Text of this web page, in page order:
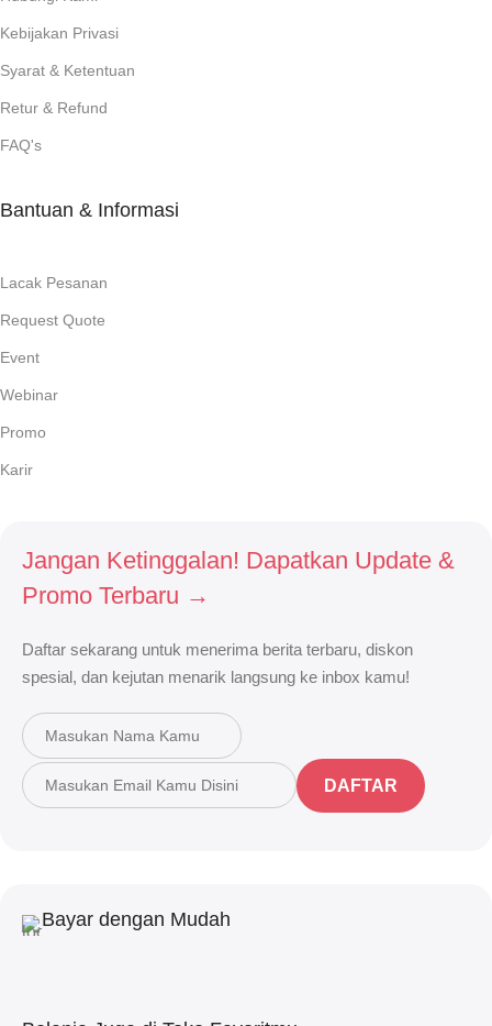
Kebijakan Privasi
Syarat & Ketentuan
Retur & Refund
FAQ's
Bantuan & Informasi
Lacak Pesanan
Request Quote
Event
Webinar
Promo
Karir
Jangan Ketinggalan! Dapatkan Update &
Promo Terbaru →
Daftar sekarang untuk menerima berita terbaru, diskon
spesial, dan kejutan menarik langsung ke inbox kamu!
DAFTAR
Bayar dengan Mudah